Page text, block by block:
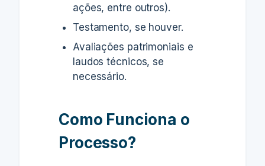
ações, entre outros).
Testamento, se houver.
Avaliações patrimoniais e
laudos técnicos, se
necessário.
Como Funciona o
Processo?